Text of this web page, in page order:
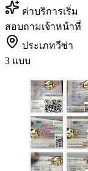
ค่าบริการเริ่ม
สอบถามเจ้าหน้าที่
ประเภทวีซ่า
3 แบบ